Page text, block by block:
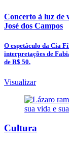
Concerto à luz de
José dos Campos
O espetáculo da Cia
interpretações de
de R$ 50.
Visualizar
Cultura